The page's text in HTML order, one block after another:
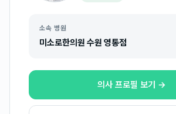
소속 병원
미소로한의원 수원 영통점
의사 프로필 보기 →